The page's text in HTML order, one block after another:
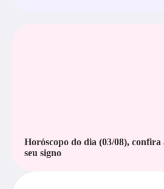
Horóscopo do dia (03/08),
seu signo